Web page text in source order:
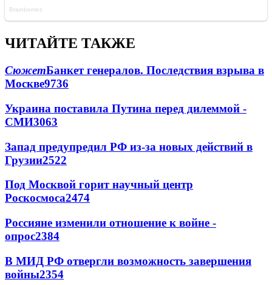
ЧИТАЙТЕ ТАКЖЕ
СюжетБанкет генералов. Последствия взрыва в
Москве9736
Украина поставила Путина перед дилеммой -
СМИ3063
Запад предупредил РФ из-за новых действий в
Грузии2522
Под Москвой горит научный центр
Роскосмоса2474
Россияне изменили отношение к войне -
опрос2384
В МИД РФ отвергли возможность завершения
войны2354